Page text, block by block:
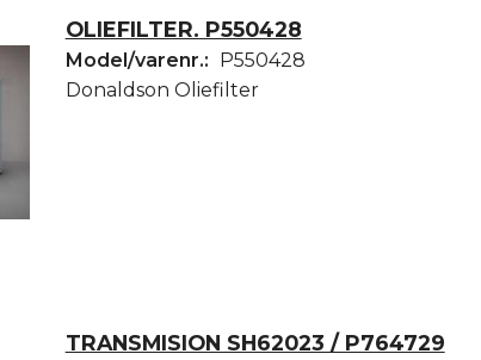
OLIEFILTER. P550428
Model/varenr.: P550428
Donaldson Oliefilter
TRANSMISION SH62023 / P764729